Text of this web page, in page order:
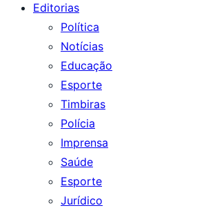
Editorias
Política
Notícias
Educação
Esporte
Timbiras
Polícia
Imprensa
Saúde
Esporte
Jurídico